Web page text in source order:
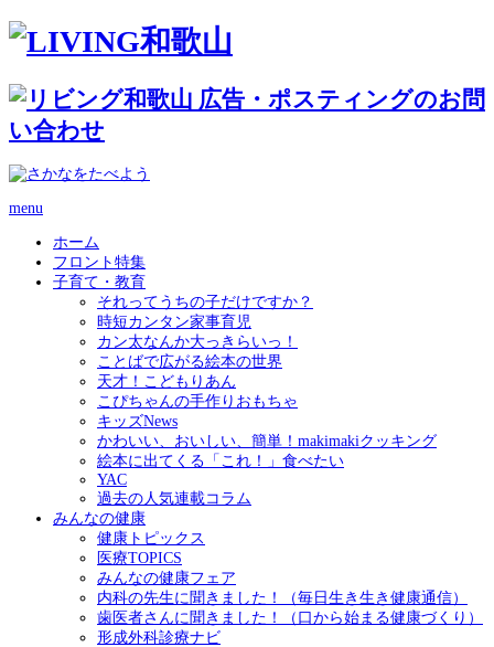
menu
ホーム
フロント特集
子育て・教育
それってうちの子だけですか？
時短カンタン家事育児
カン太なんか大っきらいっ！
ことばで広がる絵本の世界
天才！こどもりあん
こぴちゃんの手作りおもちゃ
キッズNews
かわいい、おいしい、簡単！makimakiクッキング
絵本に出てくる「これ！」食べたい
YAC
過去の人気連載コラム
みんなの健康
健康トピックス
医療TOPICS
みんなの健康フェア
内科の先生に聞きました！（毎日生き生き健康通信）
歯医者さんに聞きました！（口から始まる健康づくり）
形成外科診療ナビ